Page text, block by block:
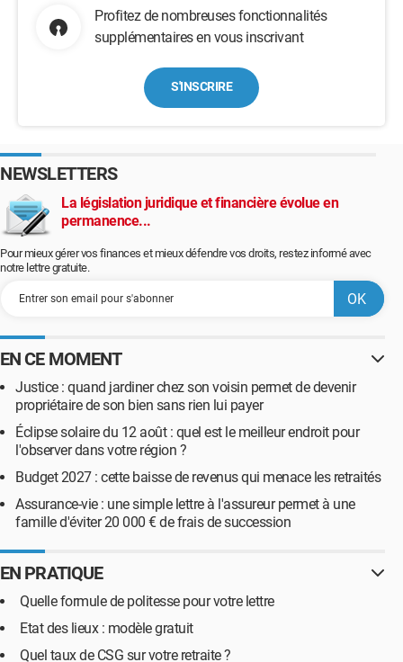
Profitez de nombreuses fonctionnalités
supplémentaires en vous inscrivant
S'INSCRIRE
NEWSLETTERS
La législation juridique et financière évolue en
permanence...
Pour mieux gérer vos finances et mieux défendre vos droits, restez informé avec
notre lettre gratuite.
EN CE MOMENT
Justice : quand jardiner chez son voisin permet de devenir
propriétaire de son bien sans rien lui payer
Éclipse solaire du 12 août : quel est le meilleur endroit pour
l'observer dans votre région ?
Budget 2027 : cette baisse de revenus qui menace les retraités
Assurance-vie : une simple lettre à l'assureur permet à une
famille d'éviter 20 000 € de frais de succession
EN PRATIQUE
Quelle formule de politesse pour votre lettre
Etat des lieux : modèle gratuit
Quel taux de CSG sur votre retraite ?